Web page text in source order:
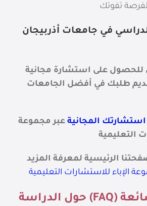
تفوتك
في جامعات أذربيجان
للحصول على استشارة مجانية
طلبك في أفضل الجامعات
المجانية عبر مجموعة
التعليمية
الرئيسية لمعرفة المزيد
الإباء للاستشارات التعليمية
الأسئلة الشائعة (FAQ) حول الدراسة